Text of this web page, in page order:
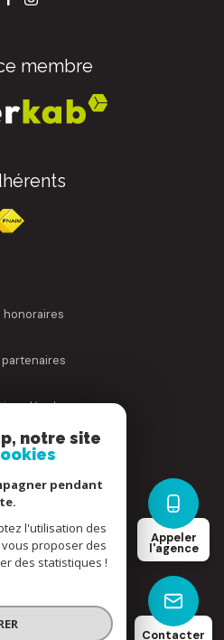
Appeler
l'agence
Contacter
membre
honoraires
partenaires
légales
admin
rgpd
cookies
droits réservés
notre site
pendant
l'utilisation des
proposer des
des statistiques !